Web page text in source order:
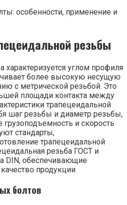
резьбы
характеризуется углом профиля
более высокую несущую
с метрической резьбой. Это
площади контакта между
трапецеидальной
шаг резьбы и диаметр резьбы,
и скорость
стандарты,
трапецеидальной
резьба ГОСТ и
DIN, обеспечивающие
продукции.
болтов